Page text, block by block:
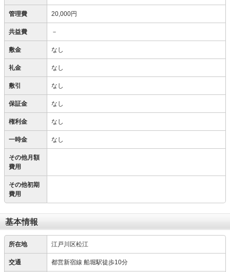
管理費 20,000円
共益費 －
敷金 なし
礼金 なし
敷引 なし
保証金 なし
権利金 なし
一時金 なし
その他月額
費用
その他初期
費用
基本情報
所在地 江戸川区松江
交通 都営新宿線 船堀駅徒歩10分